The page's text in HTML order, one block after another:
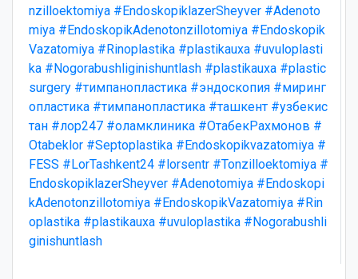
nzilloektomiya #EndoskopiklazerSheyver #Adenoto
miya #EndoskopikAdenotonzillotomiya #Endoskopik
Vazatomiya #Rinoplastika #plastikauxa #uvuloplasti
ka #Nogorabushliginishuntlash #plastikauxa #plastic
surgery #тимпанопластика #эндоскопия #миринг
опластика #тимпанопластика #ташкент #узбекис
тан #лор247 #оламклиника #ОтабекРахмонов #
Otabeklor #Septoplastika #Endoskopikvazatomiya #
FESS #LorTashkent24 #lorsentr #Tonzilloektomiya #
EndoskopiklazerSheyver #Adenotomiya #Endoskopi
kAdenotonzillotomiya #EndoskopikVazatomiya #Rin
oplastika #plastikauxa #uvuloplastika #Nogorabushli
ginishuntlash